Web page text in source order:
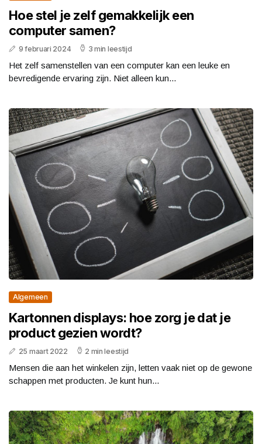
Hoe stel je zelf gemakkelijk een
computer samen?
9 februari 2024 3 min leestijd
Het zelf samenstellen van een computer kan een leuke en
bevredigende ervaring zijn. Niet alleen kun...
Algemeen
Kartonnen displays: hoe zorg je dat je
product gezien wordt?
25 maart 2022 2 min leestijd
Mensen die aan het winkelen zijn, letten vaak niet op de gewone
schappen met producten. Je kunt hun...